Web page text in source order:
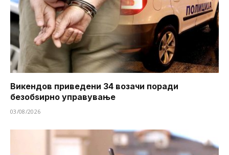
Викендов приведени 34 возачи поради
безобѕирно управување
03/08/2026